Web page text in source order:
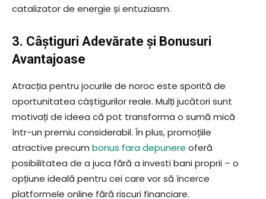
catalizator de energie și entuziasm.
3. Câștiguri Adevărate și Bonusuri
Avantajoase
Atracția pentru jocurile de noroc este sporită de
oportunitatea câștigurilor reale. Mulți jucători sunt
motivați de ideea că pot transforma o sumă mică
într-un premiu considerabil. În plus, promoțiile
atractive precum bonus fara depunere oferă
posibilitatea de a juca fără a investi bani proprii – o
opțiune ideală pentru cei care vor să încerce
platformele online fără riscuri financiare.